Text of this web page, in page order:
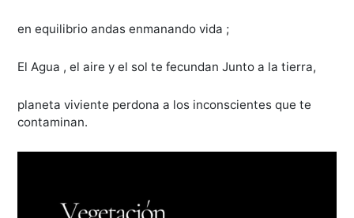
en equilibrio andas enmanando vida ;
El Agua , el aire y el sol te fecundan Junto a la tierra,
planeta viviente perdona a los inconscientes que te
contaminan.